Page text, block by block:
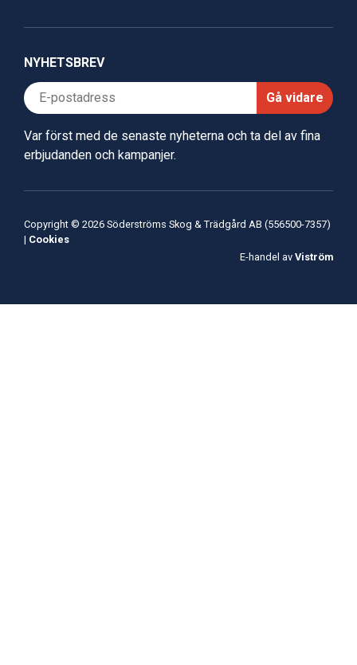
NYHETSBREV
Gå vidare
Var först med de senaste nyheterna och ta del av fina
erbjudanden och kampanjer.
Copyright © 2026 Söderströms Skog & Trädgård AB (556500-7357)
| Cookies
E-handel av Viström